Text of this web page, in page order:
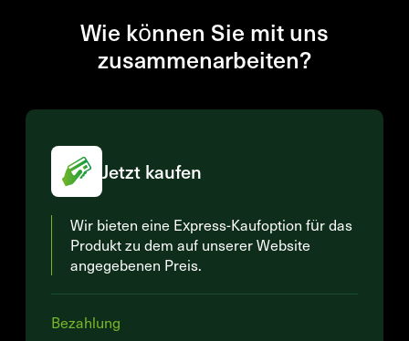
Wie können Sie mit uns
zusammenarbeiten?
Jetzt kaufen
Wir bieten eine Express-Kaufoption für das
Produkt zu dem auf unserer Website
angegebenen Preis.
Bezahlung